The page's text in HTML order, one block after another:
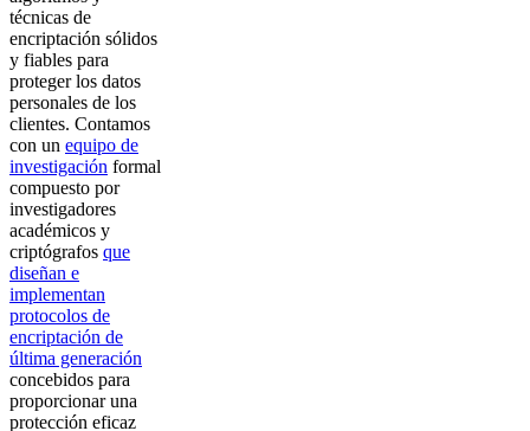
técnicas de
encriptación sólidos
y fiables para
proteger los datos
personales de los
clientes. Contamos
con un equipo de
investigación formal
compuesto por
investigadores
académicos y
criptógrafos que
diseñan e
implementan
protocolos de
encriptación de
última generación
concebidos para
proporcionar una
protección eficaz